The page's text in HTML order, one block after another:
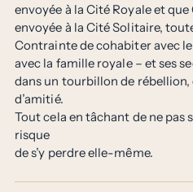
envoyée à la Cité Royale et que
envoyée à la Cité Solitaire,
Contrainte de cohabiter avec
avec la famille royale – et ses
dans un tourbillon de rébellion,
d’amitié.
Tout cela en tâchant de ne pas
risque
de s’y perdre elle-même.